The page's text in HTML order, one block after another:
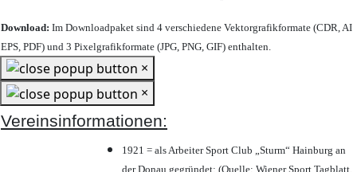
Download: Im Downloadpaket sind 4 verschiedene Vektorgrafikformate (CDR, AI
EPS, PDF) und 3 Pixelgrafikformate (JPG, PNG, GIF) enthalten.
×
×
Vereinsinformationen:
1921 = als Arbeiter Sport Club „Sturm“ Hainburg an
der Donau gegründet; (Quelle: Wiener Sport Tagblatt,